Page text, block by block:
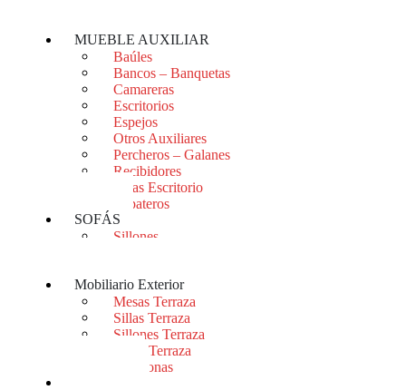
MUEBLE AUXILIAR
Baúles
Bancos – Banquetas
Camareras
Escritorios
Espejos
Otros Auxiliares
Percheros – Galanes
Recibidores
Sillas Escritorio
Zapateros
SOFÁS
Sillones
Mobiliario Exterior
Mesas Terraza
Sillas Terraza
Sillones Terraza
Sofás Terraza
Tumbonas